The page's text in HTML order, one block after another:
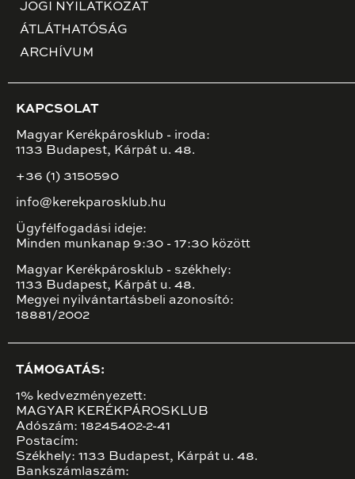
JOGI NYILATKOZAT
ÁTLÁTHATÓSÁG
ARCHÍVUM
KAPCSOLAT
Magyar Kerékpárosklub - iroda:
1133 Budapest, Kárpát u. 48.
+36 (1) 3150590
info@kerekparosklub.hu
Ügyfélfogadási ideje:
Minden munkanap 9:30 - 17:30 között
Magyar Kerékpárosklub - székhely:
1133 Budapest, Kárpát u. 48.
Megyei nyilvántartásbeli azonosító:
18881/2002
TÁMOGATÁS:
1% kedvezményezett:
MAGYAR KERÉKPÁROSKLUB
Adószám: 18245402-2-41
Postacím:
Székhely: 1133 Budapest, Kárpát u. 48.
Bankszámlaszám: